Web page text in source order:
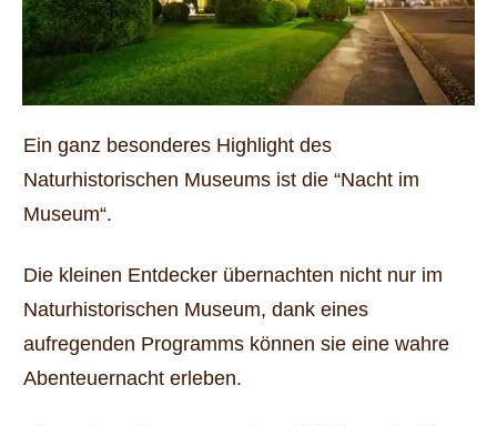
Ein ganz besonderes Highlight des
Naturhistorischen Museums ist die “Nacht im
Museum“.
Die kleinen Entdecker übernachten nicht nur im
Naturhistorischen Museum, dank eines
aufregenden Programms können sie eine wahre
Abenteuernacht erleben.